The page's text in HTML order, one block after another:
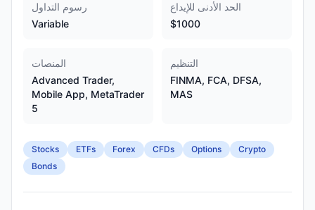
رسوم التداول
Variable
الحد الأدنى للإيداع
$1000
المنصات
Advanced Trader,
Mobile App, MetaTrader
5
التنظيم
FINMA, FCA, DFSA,
MAS
Stocks ETFs Forex CFDs Options
Crypto
Bonds